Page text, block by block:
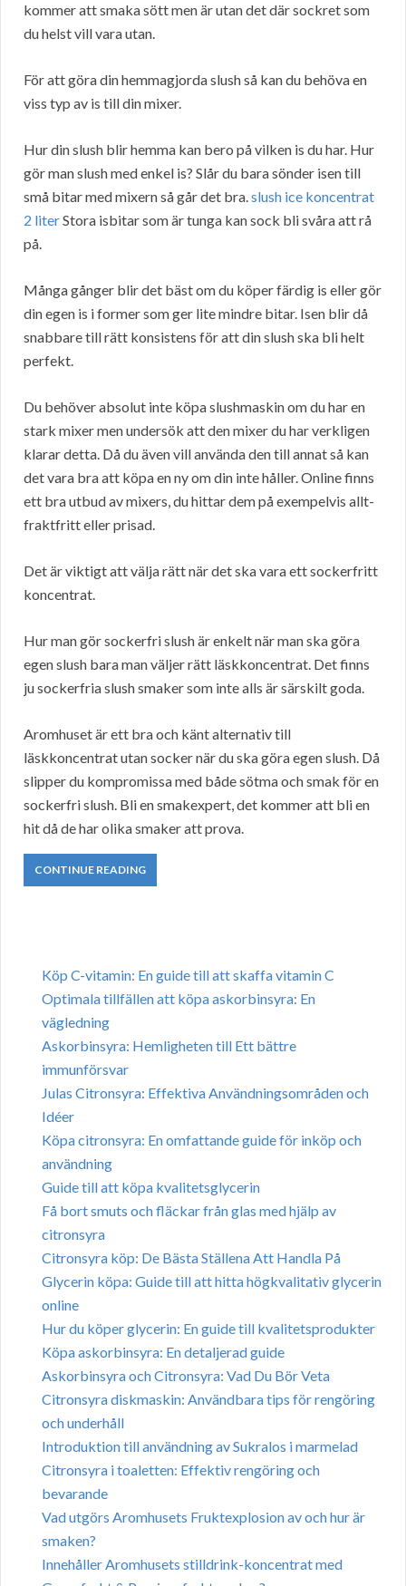
kommer att smaka sött men är utan det där sockret som
du helst vill vara utan.
För att göra din hemmagjorda slush så kan du behöva en
viss typ av is till din mixer.
Hur din slush blir hemma kan bero på vilken is du har. Hur
gör man slush med enkel is? Slår du bara sönder isen till
små bitar med mixern så går det bra.slush ice koncentrat
2 literStora isbitar som är tunga kan sock bli svåra att rå
på.
Många gånger blir det bäst om du köper färdig is eller gör
din egen is i former som ger lite mindre bitar. Isen blir då
snabbare till rätt konsistens för att din slush ska bli helt
perfekt.
Du behöver absolut inte köpa slushmaskin om du har en
stark mixer men undersök att den mixer du har verkligen
klarar detta. Då du även vill använda den till annat så kan
det vara bra att köpa en ny om din inte håller. Online finns
ett bra utbud av mixers, du hittar dem på exempelvis allt-
fraktfritt eller prisad.
Det är viktigt att välja rätt när det ska vara ett sockerfritt
koncentrat.
Hur man gör sockerfri slush är enkelt när man ska göra
egen slush bara man väljer rätt läskkoncentrat. Det finns
ju sockerfria slush smaker som inte alls är särskilt goda.
Aromhuset är ett bra och känt alternativ till
läskkoncentrat utan socker när du ska göra egen slush. Då
slipper du kompromissa med både sötma och smak för en
sockerfri slush. Bli en smakexpert, det kommer att bli en
hit då de har olika smaker att prova.
CONTINUE READING
Köp C-vitamin: En guide till att skaffa vitamin C
Optimala tillfällen att köpa askorbinsyra: En
vägledning
Askorbinsyra: Hemligheten till Ett bättre
immunförsvar
Julas Citronsyra: Effektiva Användningsområden och
Idéer
Köpa citronsyra: En omfattande guide för inköp och
användning
Guide till att köpa kvalitetsglycerin
Få bort smuts och fläckar från glas med hjälp av
citronsyra
Citronsyra köp: De Bästa Ställena Att Handla På
Glycerin köpa: Guide till att hitta högkvalitativ glycerin
online
Hur du köper glycerin: En guide till kvalitetsprodukter
Köpa askorbinsyra: En detaljerad guide
Askorbinsyra och Citronsyra: Vad Du Bör Veta
Citronsyra diskmaskin: Användbara tips för rengöring
och underhåll
Introduktion till användning av Sukralos i marmelad
Citronsyra i toaletten: Effektiv rengöring och
bevarande
Vad utgörs Aromhusets Fruktexplosion av och hur är
smaken?
Innehåller Aromhusets stilldrink-koncentrat med